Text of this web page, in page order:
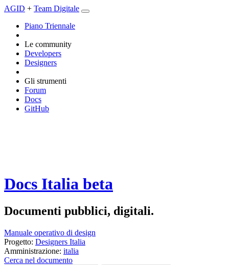
AGID + Team Digitale
Piano Triennale
Le community
Developers
Designers
Gli strumenti
Forum
Docs
GitHub
Docs Italia beta
Documenti pubblici, digitali.
Manuale operativo di design
Progetto: Designers Italia
Amministrazione: italia
Cerca nel documento